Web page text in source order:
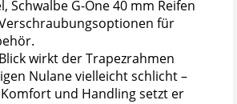
Schwalbe G-One 40 mm Reifen
für
wirkt der Trapezrahmen
Nulane vielleicht schlicht –
und Handling setzt er